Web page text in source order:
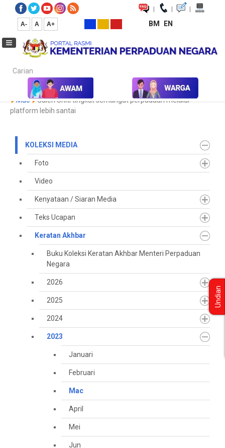
| | |
A- A A+ BM EN
Carian...
Laman Utama Media Koleksi Media Keratan Akhbar
Mac
Galeri Uniti tingkat semangat perpaduan melalui
platform lebih santai
KOLEKSI MEDIA
Foto
Video
Kenyataan / Siaran Media
Teks Ucapan
Keratan Akhbar
Buku Koleksi Keratan Akhbar Menteri Perpaduan
Negara
2026
2025
2024
2023
Januari
Februari
Mac
April
Mei
Jun
Undian